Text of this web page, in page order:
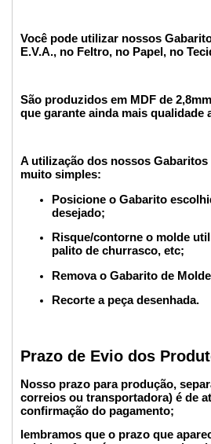
Você pode utilizar nossos
E.V.A., no Feltro, no Papel, no
São produzidos em MDF de
que garante ainda mais qualidade
A utilização dos nossos Gabaritos
muito simples:
Posicione o Gabarito
desejado;
Risque/contorne o molde
palito de churrasco, etc;
Remova o Gabarito de
Recorte a peça desenhada.
Prazo de Evio dos
Nosso prazo para produção,
correios ou transportadora) é de
confirmação do pagamento;
lembramos que o prazo que